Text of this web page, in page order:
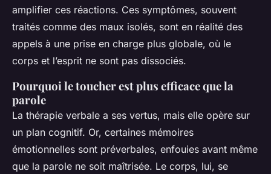
amplifier ces réactions. Ces symptômes, souvent
traités comme des maux isolés, sont en réalité des
appels à une prise en charge plus globale, où le
corps et l’esprit ne sont pas dissociés.
Pourquoi le toucher est plus efficace que la
parole
La thérapie verbale a ses vertus, mais elle opère sur
un plan cognitif. Or, certaines mémoires
émotionnelles sont préverbales, enfouies avant même
que la parole ne soit maîtrisée. Le corps, lui, se